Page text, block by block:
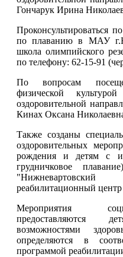
Гончарук Ирина
Проконсультироваться
по плаванию в МАУ
школа олимпийского
по телефону: 62-15-91
По вопросам
физической
оздоровительной
Кинах Оксана
Также созданы
оздоровительных
рождения и детям с
грудничковое
реабилитационный
Мероприятия
предоставляются
возможностями
определяются в
программой